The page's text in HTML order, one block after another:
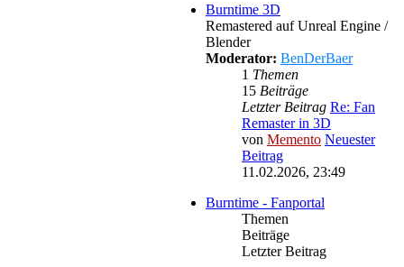
Burntime 3D
Remastered auf Unreal Engine /
Blender
Moderator: BenDerBaer
1 Themen
15 Beiträge
Letzter Beitrag Re: Fan
Remaster in 3D
von Memento Neuester
Beitrag
11.02.2026, 23:49
Burntime - Fanportal
Themen
Beiträge
Letzter Beitrag